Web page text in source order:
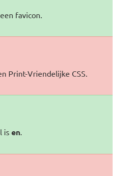
favicon.
Print-Vriendelijke CSS.
is en.